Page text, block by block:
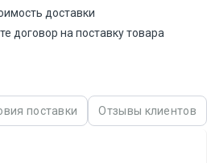
доставки
договор на поставку товара
поставки Отзывы клиентов